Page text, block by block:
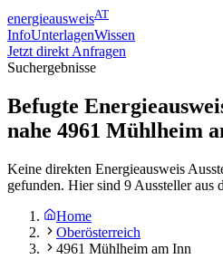
energieausweisAT
InfoUnterlagenWissen
Jetzt direkt Anfragen
Suchergebnisse
Befugte
nahe 4961 Mühlheim
Keine direkten Energieausweis
gefunden. Hier sind 9 Aussteller aus
Home
Oberösterreich
4961 Mühlheim am Inn